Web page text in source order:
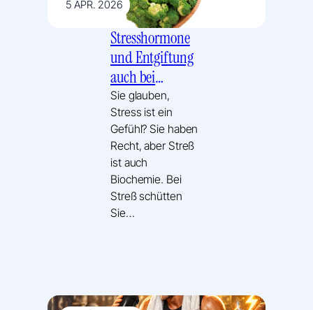
5 APR. 2026
Stresshormone
und Entgiftung
auch bei
Endometriose –
Genetik der
COMT
Sie glauben,
Stress ist ein
Gefühl? Sie haben
Recht, aber Streß
ist auch
Biochemie. Bei
Streß schütten
Sie…